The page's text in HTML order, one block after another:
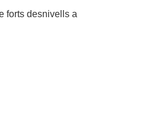
forts desnivells a